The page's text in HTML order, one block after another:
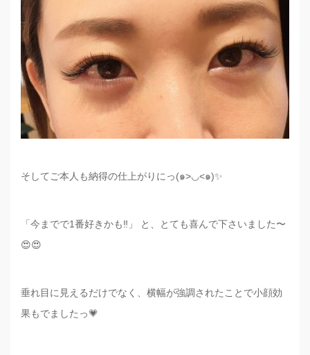
そしてご本人も納得の仕上がりにっ(๑>◡<๑)✨
「今までで1番好きかも‼︎」 と、とても喜んで下さいました〜
😍😍
垂れ目に見えるだけでなく、横幅が強調されたことで小顔効
果もでましたっ💗